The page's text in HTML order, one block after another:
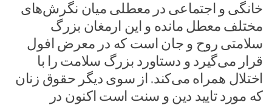
خانگی و اجتماعی در معطلی میان نگرش‌های
مختلف معطل مانده و این ارمغان بزرگ
سلامتی روح و جان است که در معرض افول
قرار می‌گیرد و دستاورد بزرگ سلامت را با
اختلال همراه می‌کند. از سوی دیگر حقوق زنان
که مورد تایید دین و سنت است اکنون در